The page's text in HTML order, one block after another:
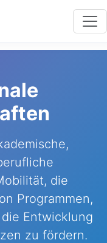
die
Programmen,
Entwicklung
zu fördern.